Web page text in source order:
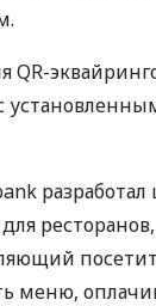
QR-
меню,